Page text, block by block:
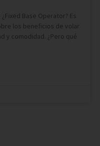
Base Operator? Es
los beneficios de volar
y comodidad. ¿Pero qué